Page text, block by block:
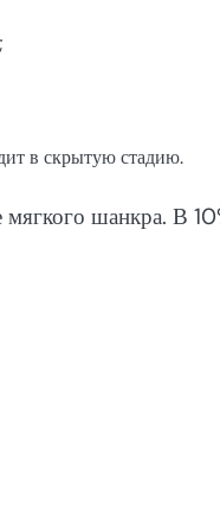
в скрытую стадию.
шанкра. В